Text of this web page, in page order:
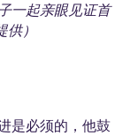
一起亲眼见证首
）
是必须的，他鼓